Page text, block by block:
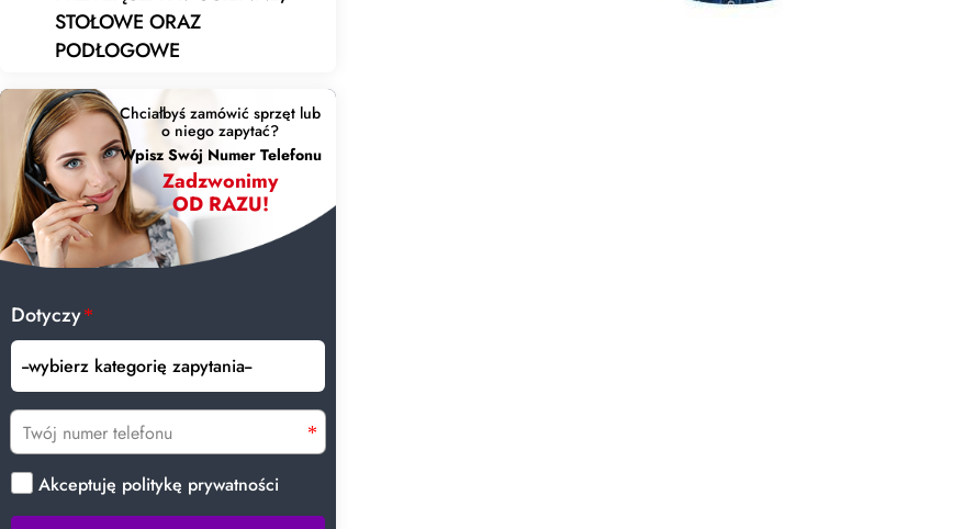
STOŁOWE ORAZ
PODŁOGOWE
Chciałbyś zamówić sprzęt lub
o niego zapytać?
Wpisz Swój Numer Telefonu
Zadzwonimy
OD RAZU!
Dotyczy
Akceptuję politykę prywatności